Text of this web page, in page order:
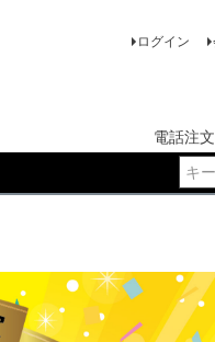
ログイン
電話注文